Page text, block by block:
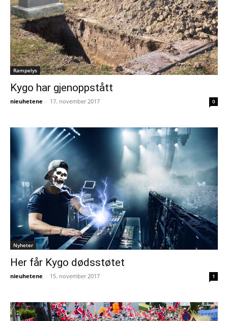
Rampelys
Kygo har gjenoppstått
nieuhetene - 17. november 2017 0
Nyheter
Her får Kygo dødsstøtet
nieuhetene - 15. november 2017 1